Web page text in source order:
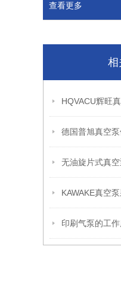
查看更多
相
无油旋片式真
印刷气泵的工